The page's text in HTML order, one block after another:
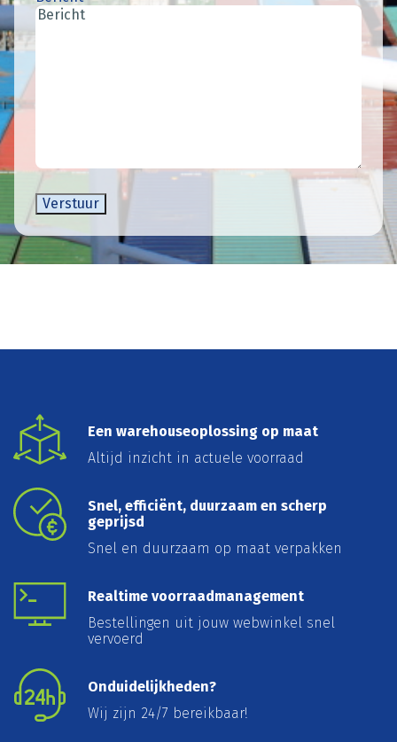
Verstuur
Een warehouseoplossing op maat
Altijd inzicht in actuele voorraad
Snel, efficiënt, duurzaam en scherp
geprijsd
Snel en duurzaam op maat verpakken
Realtime voorraadmanagement
Bestellingen uit jouw webwinkel snel
vervoerd
Onduidelijkheden?
Wij zijn 24/7 bereikbaar!